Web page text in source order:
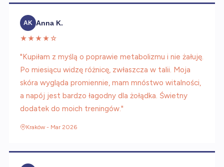
AK Anna K.
★★★★☆
"Kupiłam z myślą o poprawie metabolizmu i nie żałuję.
Po miesiącu widzę różnicę, zwłaszcza w talii. Moja
skóra wygląda promiennie, mam mnóstwo witalności,
a napój jest bardzo łagodny dla żołądka. Świetny
dodatek do moich treningów."
Kraków - Mar 2026